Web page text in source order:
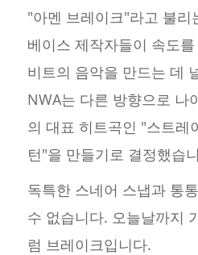
"아멘 브레이크"라고 불리
베이스 제작자들이 속도
비트의 음악을 만드는 데
NWA는 다른 방향으로 나
의 대표 히트곡인 "스트레
턴"을 만들기로 결정했습
독특한 스네어 스냅과 통
수 없습니다. 오늘날까지
럼 브레이크입니다.